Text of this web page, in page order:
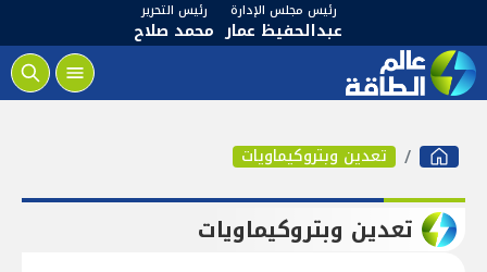
رئيس مجلس الإدارة
عبدالحفيظ عمار
رئيس التحرير
محمد صلاح
تعدين وبتروكيماويات
تعدين وبتروكيماويات